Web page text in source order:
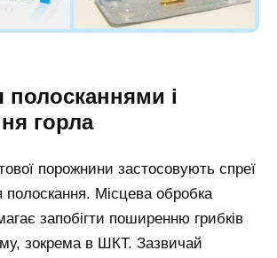
полосканнями і
горла
порожнини застосовують спреї
полоскання. Місцева обробка
запобігти поширенню грибків
зокрема в ШКТ. Зазвичай